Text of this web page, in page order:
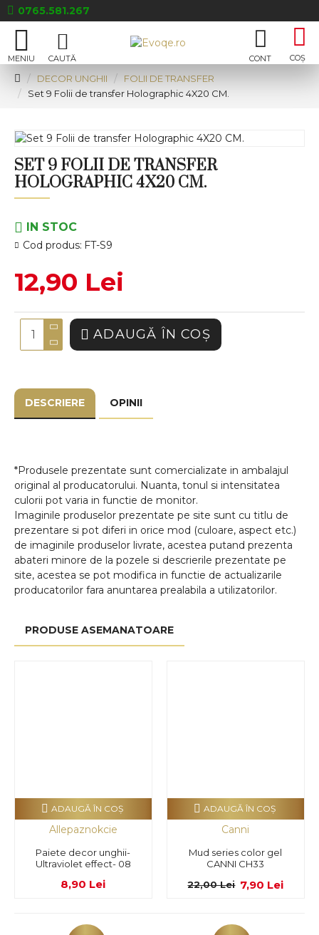
0765.581.267
DECOR UNGHII
FOLII DE TRANSFER
Set 9 Folii de transfer Holographic 4X20 CM.
SET 9 FOLII DE TRANSFER
HOLOGRAPHIC 4X20 CM.
IN STOC
Cod produs: FT-S9
12,90 Lei
ADAUGĂ ÎN COŞ
DESCRIERE OPINII
*Produsele prezentate sunt comercializate in ambalajul
original al producatorului. Nuanta, tonul si intensitatea
culorii pot varia in functie de monitor.
Imaginile produselor prezentate pe site sunt cu titlu de
prezentare si pot diferi in orice mod (culoare, aspect etc.)
de imaginile produselor livrate, acestea putand prezenta
abateri minore de la pozele si descrierile prezentate pe
site, acestea se pot modifica in functie de actualizarile
producatorilor fara anuntarea prealabila a utilizatorilor.
PRODUSE ASEMANATOARE
Allepaznokcie
Paiete decor unghii-
Ultraviolet effect- 08
8,90 Lei
ADAUGĂ ÎN COŞ
Canni
Mud series color gel
CANNI CH33
7,90 Lei
22,00 Lei
ADAUGĂ ÎN COŞ